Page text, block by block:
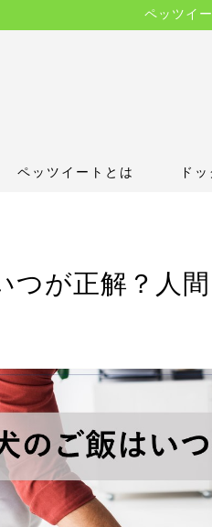
ペッツイ
ペッツイートとは ド
つが正解？人